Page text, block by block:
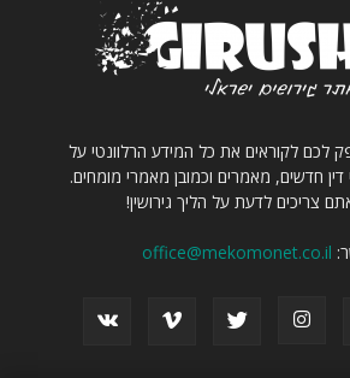
לכם לקוראים את כל המידע הרלוונטי על
דין חדשים, מאמרים וכמובן מאמרי מומחים.
צריכים לדעת על הליך גירושין!
office@mekomonet.co.il